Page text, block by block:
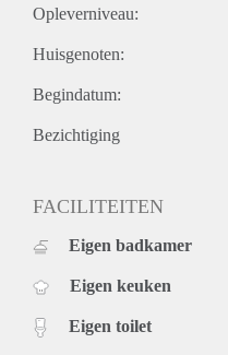
Opleverniveau:
Huisgenoten:
Begindatum:
Bezichtiging
FACILITEITEN
Eigen badkamer
Eigen keuken
Eigen toilet